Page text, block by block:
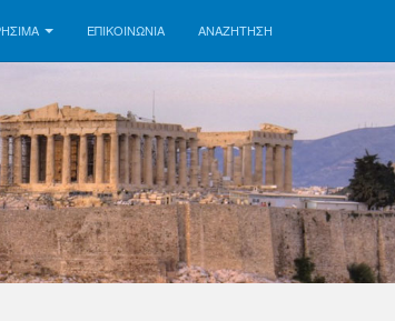
ΕΠΙΚΟΙΝΩΝΊΑ ΑΝΑΖΉΤΗΣΗ